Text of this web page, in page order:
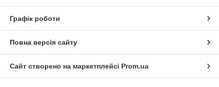
Графік роботи
Повна версія сайту
Сайт створено на маркетплейсі Prom.ua